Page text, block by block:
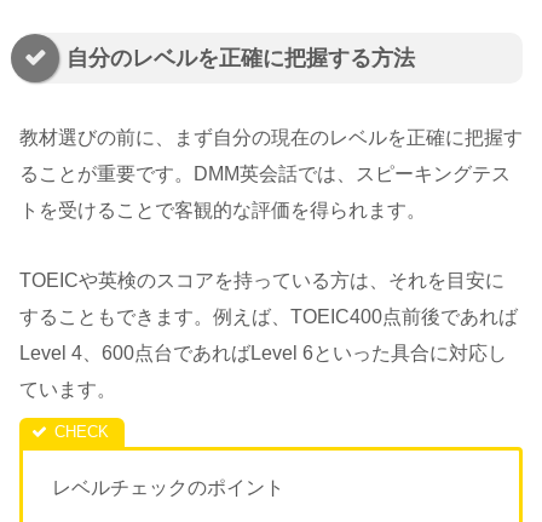
自分のレベルを正確に把握する方法
教材選びの前に、まず自分の現在のレベルを正確に把握す
ることが重要です。DMM英会話では、スピーキングテス
トを受けることで客観的な評価を得られます。
TOEICや英検のスコアを持っている方は、それを目安に
することもできます。例えば、TOEIC400点前後であれば
Level 4、600点台であればLevel 6といった具合に対応し
ています。
レベルチェックのポイント